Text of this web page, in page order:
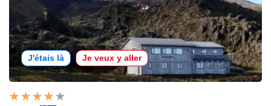
J'étais là Je veux y aller